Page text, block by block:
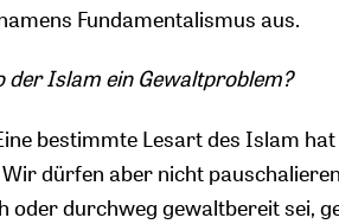
Fundamentalismus aus.
der Islam ein Gewaltproblem?
bestimmte Lesart des Islam hat
dürfen aber nicht
durchweg gewaltbereit sei,